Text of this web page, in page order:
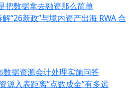
把数据拿去融资那么简单
“26新政”与境内资产出海 RWA 合
数据资源会计处理实施问答
源入表距离“点数成金”有多远